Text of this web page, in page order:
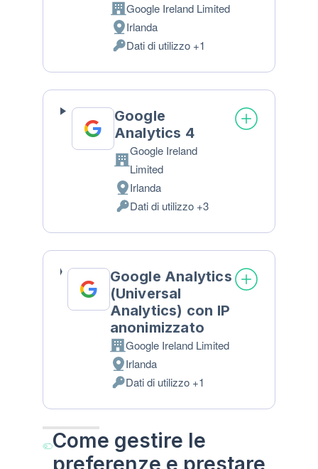
Azienda:
Google Ireland Limited
Luogo
del
trattamento:
Irlanda
Dati
Personali
trattati:
Dati di utilizzo +1
Google
Analytics 4
Azienda:
Google Ireland
Limited
Luogo
del
trattamento:
Irlanda
Dati
Personali
trattati:
Dati di utilizzo +3
Google Analytics
(Universal
Analytics) con IP
anonimizzato
Azienda:
Google Ireland Limited
Luogo
del
trattamento:
Irlanda
Dati
Personali
Dati di utilizzo +1
Come gestire le
preferenze e prestare